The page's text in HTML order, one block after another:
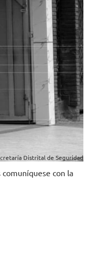
Distrital de Seguridad
con la